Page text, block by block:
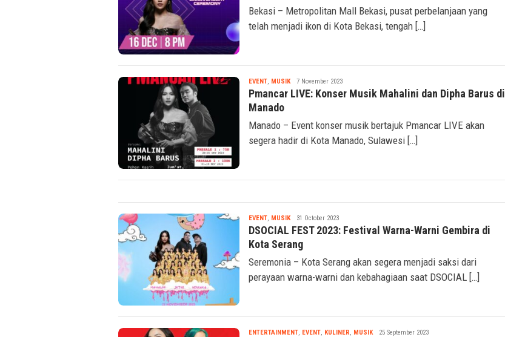
Bekasi – Metropolitan Mall Bekasi, pusat perbelanjaan yang
telah menjadi ikon di Kota Bekasi, tengah […]
EVENT, MUSIKTsaqif
Ridwan
7 November 2023
Pmancar LIVE: Konser Musik Mahalini dan Dipha Barus di
Manado
Manado – Event konser musik bertajuk Pmancar LIVE akan
segera hadir di Kota Manado, Sulawesi […]
EVENT, MUSIKTsaqif
Ridwan
31 October 2023
DSOCIAL FEST 2023: Festival Warna-Warni Gembira di
Kota Serang
Seremonia – Kota Serang akan segera menjadi saksi dari
perayaan warna-warni dan kebahagiaan saat DSOCIAL […]
ENTERTAINMENT, EVENT, KULINER, MUSIKSeremonia
25 September 2023